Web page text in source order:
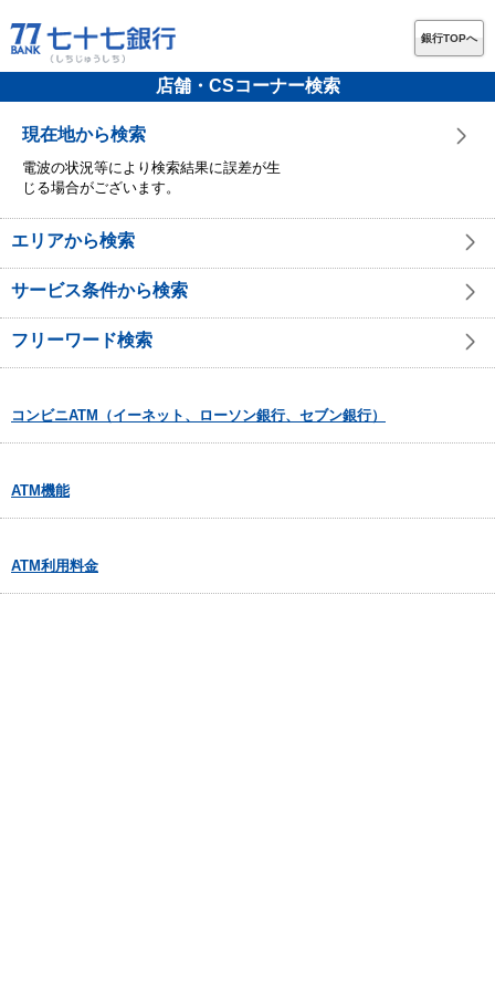
銀行TOPへ
店舗・CSコーナー検索
現在地から検索
電波の状況等により検索結果に誤差が生
じる場合がございます。
エリアから検索
サービス条件から検索
フリーワード検索
コンビニATM（イーネット、ローソン銀行、セブン銀行）
ATM機能
ATM利用料金